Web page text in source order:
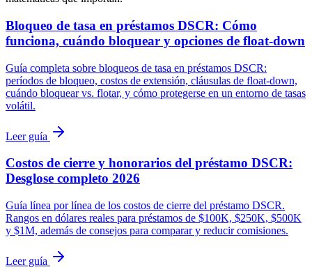
Bloqueo de tasa en préstamos DSCR: Cómo
funciona, cuándo bloquear y opciones de float-down
Guía completa sobre bloqueos de tasa en préstamos DSCR:
períodos de bloqueo, costos de extensión, cláusulas de float-down,
cuándo bloquear vs. flotar, y cómo protegerse en un entorno de tasas
volátil.
Leer guía
Costos de cierre y honorarios del préstamo DSCR:
Desglose completo 2026
Guía línea por línea de los costos de cierre del préstamo DSCR.
Rangos en dólares reales para préstamos de $100K, $250K, $500K
y $1M, además de consejos para comparar y reducir comisiones.
Leer guía